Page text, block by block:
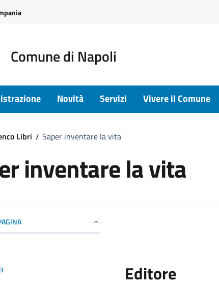
Comune di Napoli
Novità Servizi Vivere il Comune
Libri Saper inventare la vita
inventare la vita
Editore